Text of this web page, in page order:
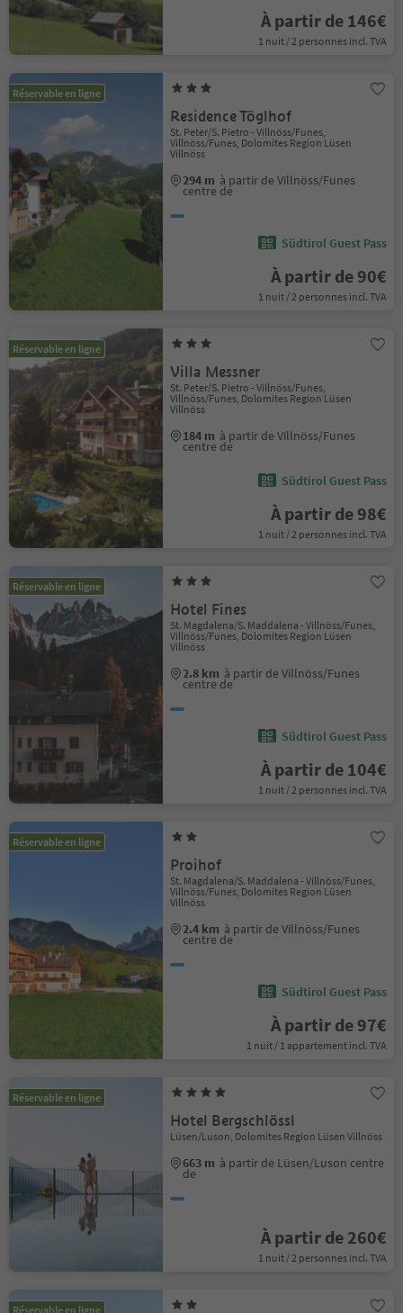
À partir de 146€
1 nuit / 2 personnes incl. TVA
Réservable en ligne
Residence Töglhof
St. Peter/S. Pietro - Villnöss/Funes,
Villnöss/Funes, Dolomites Region Lüsen
Villnöss
294 m à partir de Villnöss/Funes
centre de
Südtirol Guest Pass
À partir de 90€
1 nuit / 2 personnes incl. TVA
Réservable en ligne
Villa Messner
St. Peter/S. Pietro - Villnöss/Funes,
Villnöss/Funes, Dolomites Region Lüsen
Villnöss
184 m à partir de Villnöss/Funes
centre de
Südtirol Guest Pass
À partir de 98€
1 nuit / 2 personnes incl. TVA
Réservable en ligne
Hotel Fines
St. Magdalena/S. Maddalena - Villnöss/Funes,
Villnöss/Funes, Dolomites Region Lüsen
Villnöss
2.8 km à partir de Villnöss/Funes
centre de
Südtirol Guest Pass
À partir de 104€
1 nuit / 2 personnes incl. TVA
Réservable en ligne
Proihof
St. Magdalena/S. Maddalena - Villnöss/Funes,
Villnöss/Funes, Dolomites Region Lüsen
Villnöss
2.4 km à partir de Villnöss/Funes
centre de
Südtirol Guest Pass
À partir de 97€
1 nuit / 1 appartement incl. TVA
Réservable en ligne
Hotel Bergschlössl
Lüsen/Luson, Dolomites Region Lüsen Villnöss
663 m à partir de Lüsen/Luson centre
de
À partir de 260€
1 nuit / 2 personnes incl. TVA
Réservable en ligne